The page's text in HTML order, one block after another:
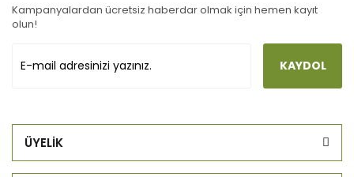
Kampanyalardan ücretsiz haberdar olmak için hemen kayıt
olun!
KAYDOL
ÜYELİK